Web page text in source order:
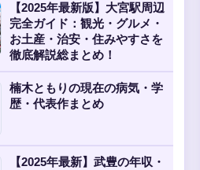
【2025年最新版】大宮駅周辺
完全ガイド：観光・グルメ・
お土産・治安・住みやすさを
徹底解説総まとめ！
楠木ともりの現在の病気・学
歴・代表作まとめ
【2025年最新】武豊の年収・